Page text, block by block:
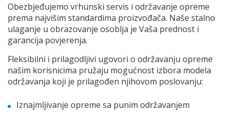
Obezbjeđujemo vrhunski servis i održavanje opreme
prema najvišim standardima proizvođača. Naše stalno
ulaganje u obrazovanje osoblja je Vaša prednost i
garancija povjerenja.
Fleksibilni i prilagodljivi ugovori o održavanju opreme
našim korisnicima pružaju mogućnost izbora modela
održavanja koji je prilagođen njihovom poslovanju:
Iznajmljivanje opreme sa punim održavanjem